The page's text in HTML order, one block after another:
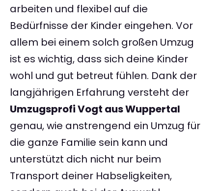
arbeiten und flexibel auf die
Bedürfnisse der Kinder eingehen. Vor
allem bei einem solch großen Umzug
ist es wichtig, dass sich deine Kinder
wohl und gut betreut fühlen. Dank der
langjährigen Erfahrung versteht der
Umzugsprofi Vogt aus Wuppertal
genau, wie anstrengend ein Umzug für
die ganze Familie sein kann und
unterstützt dich nicht nur beim
Transport deiner Habseligkeiten,